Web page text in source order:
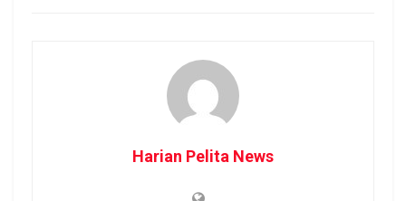
Harian Pelita News